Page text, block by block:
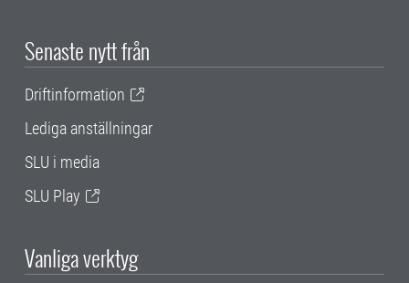
Senaste nytt från
Driftinformation
Lediga anställningar
SLU i media
SLU Play
Vanliga verktyg